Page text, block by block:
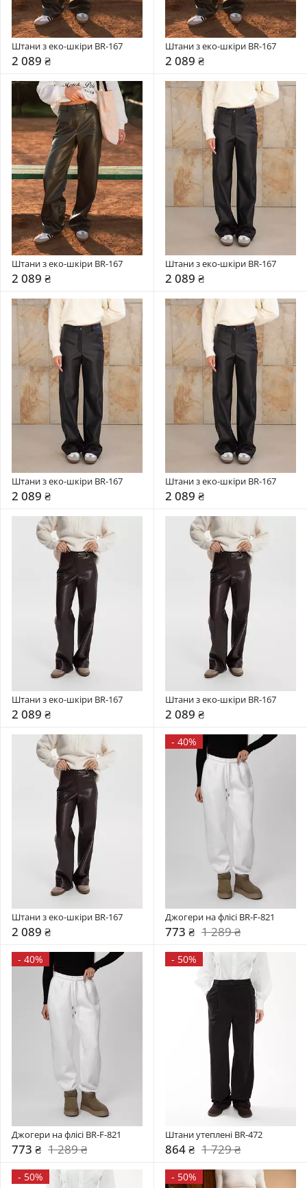
Штани з еко-шкіри BR-167
2 089 ₴
Штани з еко-шкіри BR-167
2 089 ₴
Штани з еко-шкіри BR-167
2 089 ₴
Штани з еко-шкіри BR-167
2 089 ₴
Штани з еко-шкіри BR-167
2 089 ₴
Штани з еко-шкіри BR-167
2 089 ₴
Штани з еко-шкіри BR-167
2 089 ₴
Штани з еко-шкіри BR-167
2 089 ₴
Штани з еко-шкіри BR-167
2 089 ₴
- 40%
Джогери на флісі BR-F-821
773 ₴ 1 289 ₴
- 40%
Джогери на флісі BR-F-821
773 ₴ 1 289 ₴
- 50%
Штани утеплені BR-472
864 ₴ 1 729 ₴
- 50% - 50%